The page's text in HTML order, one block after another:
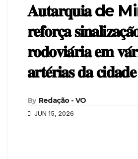
𝐀𝐮𝐭𝐚𝐫𝐪𝐮𝐢𝐚 de
𝐫𝐞𝐟𝐨𝐫𝐜̧𝐚
𝐫𝐨𝐝𝐨𝐯𝐢𝐚́𝐫𝐢𝐚 𝐞𝐦
𝐚𝐫𝐭𝐞́𝐫𝐢𝐚𝐬 𝐝𝐚 𝐜𝐢𝐝𝐚𝐝𝐞
By Redação - VO
JUN 15, 2026